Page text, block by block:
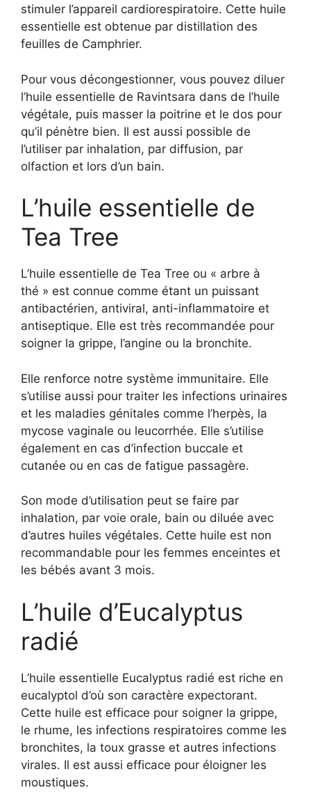
stimuler l’appareil cardiorespiratoire. Cette huile
essentielle est obtenue par distillation des
feuilles de Camphrier.
Pour vous décongestionner, vous pouvez diluer
l’huile essentielle de Ravintsara dans de l’huile
végétale, puis masser la poitrine et le dos pour
qu’il pénètre bien. Il est aussi possible de
l’utiliser par inhalation, par diffusion, par
olfaction et lors d’un bain.
L’huile essentielle de
Tea Tree
L’huile essentielle de Tea Tree ou « arbre à
thé » est connue comme étant un puissant
antibactérien, antiviral, anti-inflammatoire et
antiseptique. Elle est très recommandée pour
soigner la grippe, l’angine ou la bronchite.
Elle renforce notre système immunitaire. Elle
s’utilise aussi pour traiter les infections urinaires
et les maladies génitales comme l’herpès, la
mycose vaginale ou leucorrhée. Elle s’utilise
également en cas d’infection buccale et
cutanée ou en cas de fatigue passagère.
Son mode d’utilisation peut se faire par
inhalation, par voie orale, bain ou diluée avec
d’autres huiles végétales. Cette huile est non
recommandable pour les femmes enceintes et
les bébés avant 3 mois.
L’huile d’Eucalyptus
radié
L’huile essentielle Eucalyptus radié est riche en
eucalyptol d’où son caractère expectorant.
Cette huile est efficace pour soigner la grippe,
le rhume, les infections respiratoires comme les
bronchites, la toux grasse et autres infections
virales. Il est aussi efficace pour éloigner les
moustiques.